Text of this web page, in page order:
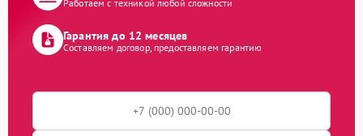
Работаем с техникой любой сложности
Гарантия до 12 месяцев
Составляем договор, предоставляем гарантию